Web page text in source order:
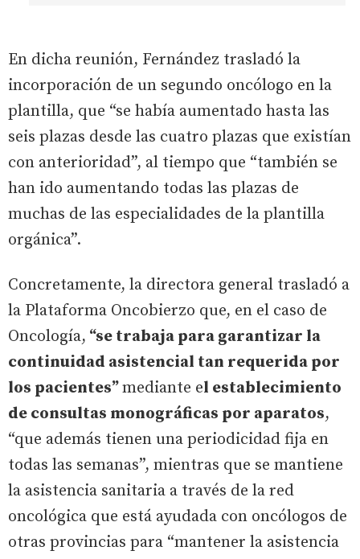
En dicha reunión, Fernández trasladó la
incorporación de un segundo oncólogo en la
plantilla, que “se había aumentado hasta las
seis plazas desde las cuatro plazas que existían
con anterioridad”, al tiempo que “también se
han ido aumentando todas las plazas de
muchas de las especialidades de la plantilla
orgánica”.
Concretamente, la directora general trasladó a
la Plataforma Oncobierzo que, en el caso de
Oncología, “se trabaja para garantizar la
continuidad asistencial tan requerida por
los pacientes”mediante el establecimiento
de consultas monográficas por aparatos,
“que además tienen una periodicidad fija en
todas las semanas”, mientras que se mantiene
la asistencia sanitaria a través de la red
oncológica que está ayudada con oncólogos de
otras provincias para “mantener la asistencia